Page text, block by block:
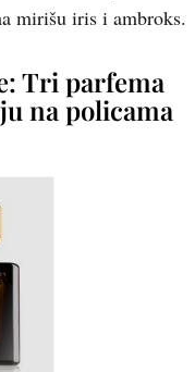
mirišu iris i ambroks.
Tri parfema
na policama